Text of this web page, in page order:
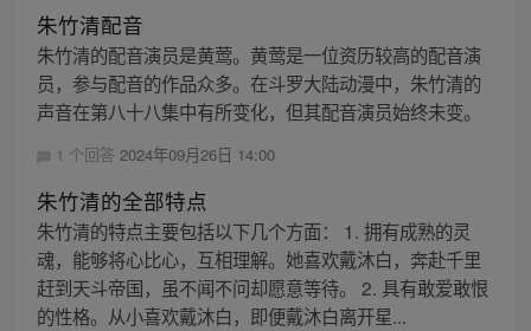
朱竹清配音
朱竹清的配音演员是黄莺。黄莺是一位资历较高的配音演
员，参与配音的作品众多。在斗罗大陆动漫中，朱竹清的
声音在第八十八集中有所变化，但其配音演员始终未变。
1 个回答 2024年09月26日 14:00
朱竹清的全部特点
朱竹清的特点主要包括以下几个方面： 1. 拥有成熟的灵
魂，能够将心比心，互相理解。她喜欢戴沐白，奔赴千里
赶到天斗帝国，虽不闻不问却愿意等待。 2. 具有敢爱敢恨
的性格。从小喜欢戴沐白，即便戴沐白离开星...